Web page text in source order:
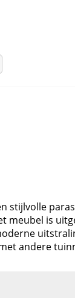
stijlvolle
meubel is
andere